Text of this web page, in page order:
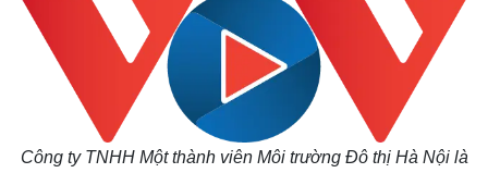
Công ty TNHH Một thành viên Môi trường Đô thị Hà Nội là